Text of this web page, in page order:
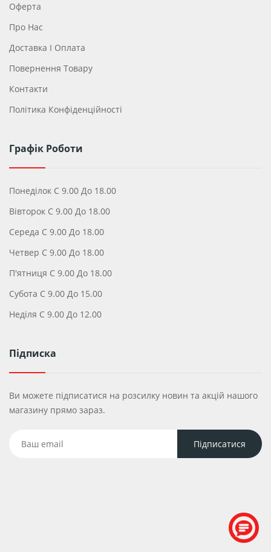
Оферта
Про Нас
Доставка І Оплата
Повернення Товару
Контакти
Політика Конфіденційності
Графік Роботи
Понеділок С 9.00 До 18.00
Вівторок С 9.00 До 18.00
Середа С 9.00 До 18.00
Четвер С 9.00 До 18.00
П'ятниця С 9.00 До 18.00
Субота С 9.00 До 15.00
Неділя С 9.00 До 12.00
Підписка
Ви можете підписатися на розсилку новин та акцій нашого
магазину прямо зараз.